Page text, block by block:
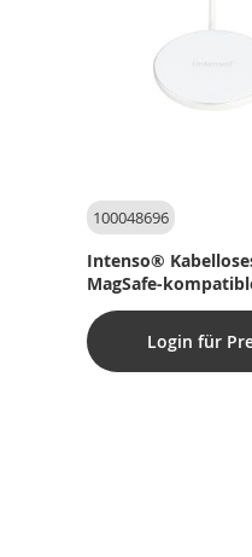
100048696
Intenso®
MagSafe-
Ladegerät QI 15W
Kabel und 30W PD/
Schnellladegerät.
Login für